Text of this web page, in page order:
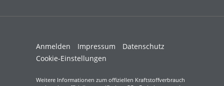
Anmelden Impressum
Datenschutz
Cookie-Einstellungen
Weitere Informationen zum offiziellen Kraftstoffverbrauch